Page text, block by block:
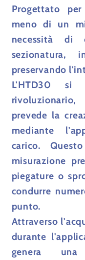
Progettato
meno di un
necessità di
sezionatura,
preservando
L'HTD30 si
prevede la
mediante
carico.
misurazione
piegature o
condurre
punto.
Attraverso
durante
genera una